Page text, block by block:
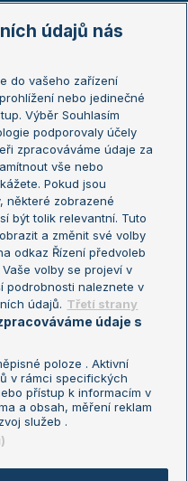
Open
Open
mistrů
mistryň
soukromí
o zpracování osobních
údajů nás
do vašeho zařízení
nebo jedinečné
Výběr Souhlasím
podporovaly účely
zpracováváme údaje za
vše nebo
Pokud jsou
některé zobrazené
být tolik relevantní. Tuto
a změnit své volby
odkaz Řízení předvoleb
volby se projeví v
podrobnosti naleznete v
údajů. Třetí strany
údaje s
poloze . Aktivní
v rámci specifických
přístup k informacím v
a obsah, měření reklam
služeb .